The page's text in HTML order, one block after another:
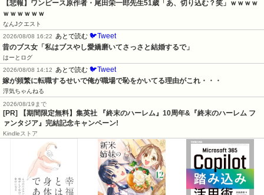
【悲報】ワンピース原作者・尾田栄一郎先生51歳「あ、切り込む？笑」ｗｗｗｗ
ｗｗｗｗｗｗ
なんJクエスト
2026/08/08 16:22
あとで読む 🐦Tweet
昔のブス女「私はブスやし愛嬌磨いてさっさと結婚するで」
はーとログ
2026/08/08 14:12
あとで読む 🐦Tweet
嫁が頻繁に転職するせいで俺が職場で恥をかいてる理由がこれ・・・
浮気ちゃんねる
2026/08/19まで
[PR] 【期間限定無料】集英社 『終末のハーレム』10周年&『終末のハーレム フ
ァンタジア』完結記念キャンペーン!
Kindleストア